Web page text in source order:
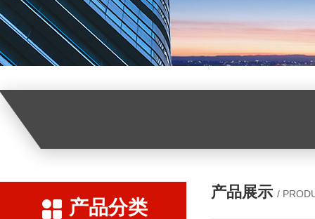
产品分类
产品展示 /